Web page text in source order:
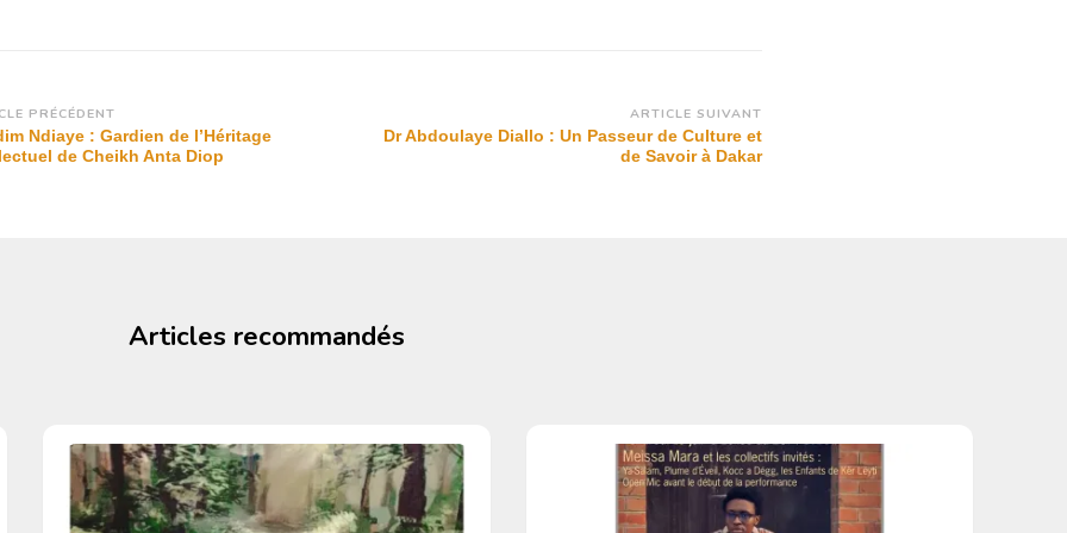
PRÉCÉDENT
Ndiaye : Gardien de l’Héritage
de Cheikh Anta Diop
ARTICLE SUIVANT
Dr Abdoulaye Diallo : Un Passeur de Culture et
de Savoir à Dakar
Articles recommandés